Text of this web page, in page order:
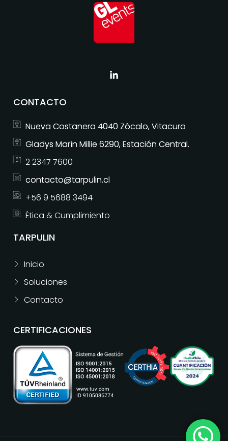
CONTACTO
Nueva Costanera 4040 Zócalo, Vitacura
Gladys Marín Millie 6290, Estación Central.
2 2347 7600
contacto@tarpulin.cl
+56 9 5688 3494
Ética & Cumplimiento
TARPULIN
Inicio
Soluciones
Contacto
CERTIFICACIONES